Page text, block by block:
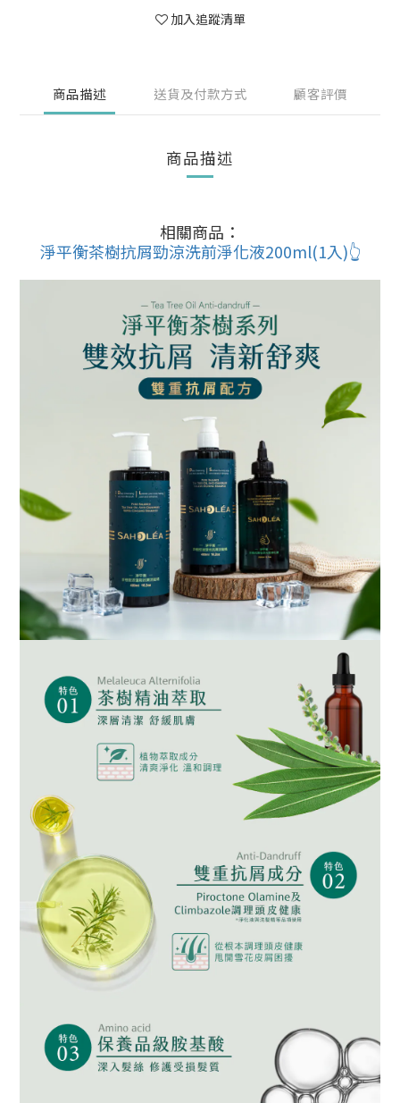
加入追蹤清單
商品描述 送貨及付款方式 顧客評價
商品描述
相關商品：
淨平衡茶樹抗屑勁涼洗前淨化液200ml(1入)👆